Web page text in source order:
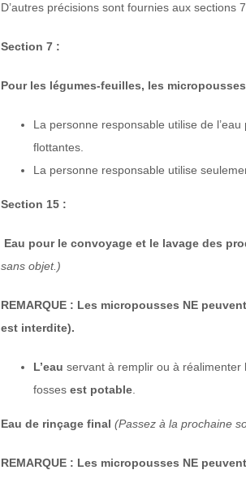
D’autres précisions sont fournies aux sections 7
Section 7 :
Pour les légumes-feuilles, les
La personne responsable utilise de l’eau
flottantes.
La personne responsable utilise
Section 15 :
Eau pour le convoyage et le lavage des
sans objet.)
REMARQUE : Les micropousses NE
est interdite).
L’eau servant à remplir ou à
fosses est potable
Eau de rinçage final (Passez à la prochaine
REMARQUE : Les micropousses NE